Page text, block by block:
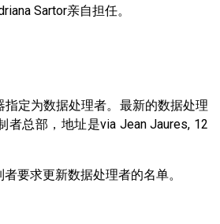
Sartor亲自担任。
定为数据处理者。最新的数据处理
者总部，地址是via Jean Jaures, 12
要求更新数据处理者的名单。